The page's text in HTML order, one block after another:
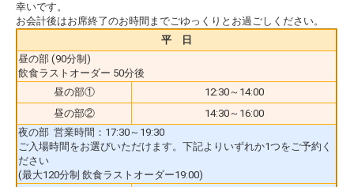
幸いです。
お会計後はお席終了のお時間までごゆっくりとお過ごしください。
平 日
昼の部 (90分制)
飲食ラストオーダー 50分後
昼の部①
12:30～14:00
昼の部②
14:30～16:00
夜の部 営業時間：17:30～19:30
ご入場時間をお選びいただけます。下記よりいずれか1つをご予約く
ださい
(最大120分制 飲食ラストオーダー19:00)